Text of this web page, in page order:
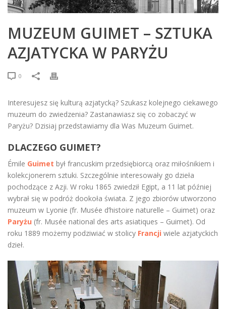
MUZEUM GUIMET – SZTUKA
AZJATYCKA W PARYŻU
0
Interesujesz się kulturą azjatycką? Szukasz kolejnego ciekawego
muzeum do zwiedzenia? Zastanawiasz się co zobaczyć w
Paryżu? Dzisiaj przedstawiamy dla Was Muzeum Guimet.
DLACZEGO GUIMET?
Émile Guimet był francuskim przedsiębiorcą oraz miłośnikiem i
kolekcjonerem sztuki. Szczególnie interesowały go dzieła
pochodzące z Azji. W roku 1865 zwiedził Egipt, a 11 lat później
wybrał się w podróż dookoła świata. Z jego zbiorów utworzono
muzeum w Lyonie (fr. Musée d’histoire naturelle – Guimet) oraz
Paryżu (fr. Musée national des arts asiatiques – Guimet). Od
roku 1889 możemy podziwiać w stolicy Francji wiele azjatyckich
dzieł.